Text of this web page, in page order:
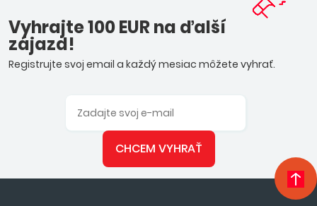
Vyhrajte 100 EUR na ďalší
zájazd!
Registrujte svoj email a každý mesiac môžete vyhrať.
CHCEM VYHRAŤ